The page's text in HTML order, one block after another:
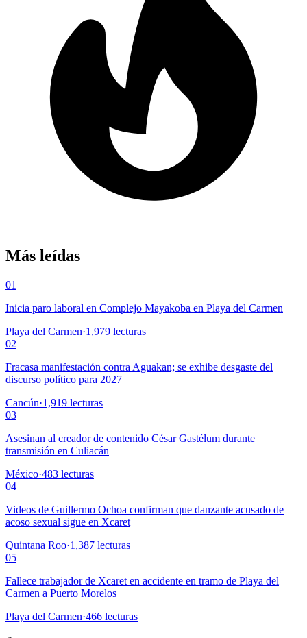
Más leídas
01
Inicia paro laboral en Complejo Mayakoba en Playa del Carmen
Playa del Carmen·1,979 lecturas
02
Fracasa manifestación contra Aguakan; se exhibe desgaste del
discurso político para 2027
Cancún·1,919 lecturas
03
Asesinan al creador de contenido César Gastélum durante
transmisión en Culiacán
México·483 lecturas
04
Videos de Guillermo Ochoa confirman que danzante acusado de
acoso sexual sigue en Xcaret
Quintana Roo·1,387 lecturas
05
Fallece trabajador de Xcaret en accidente en tramo de Playa del
Carmen a Puerto Morelos
Playa del Carmen·466 lecturas